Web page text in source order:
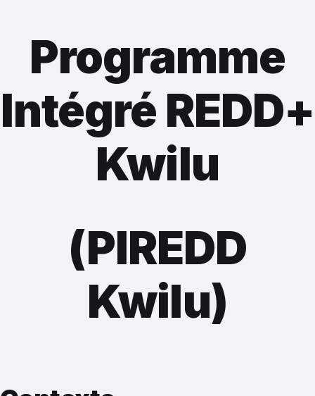
Programme
Intégré REDD+
Kwilu
(PIREDD
Kwilu)